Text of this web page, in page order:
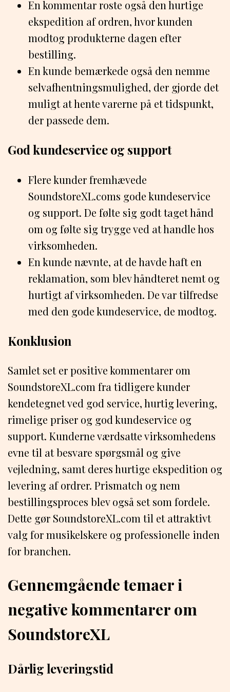
En kommentar roste også den hurtige
ekspedition af ordren, hvor kunden
modtog produkterne dagen efter
bestilling.
En kunde bemærkede også den nemme
selvafhentningsmulighed, der gjorde det
muligt at hente varerne på et tidspunkt,
der passede dem.
God kundeservice og support
Flere kunder fremhævede
SoundstoreXL.coms gode kundeservice
og support. De følte sig godt taget hånd
om og følte sig trygge ved at handle hos
virksomheden.
En kunde nævnte, at de havde haft en
reklamation, som blev håndteret nemt og
hurtigt af virksomheden. De var tilfredse
med den gode kundeservice, de modtog.
Konklusion
Samlet set er positive kommentarer om
SoundstoreXL.com fra tidligere kunder
kendetegnet ved god service, hurtig levering,
rimelige priser og god kundeservice og
support. Kunderne værdsatte virksomhedens
evne til at besvare spørgsmål og give
vejledning, samt deres hurtige ekspedition og
levering af ordrer. Prismatch og nem
bestillingsproces blev også set som fordele.
Dette gør SoundstoreXL.com til et attraktivt
valg for musikelskere og professionelle inden
for branchen.
Gennemgående temaer i
negative kommentarer om
SoundstoreXL
Dårlig leveringstid